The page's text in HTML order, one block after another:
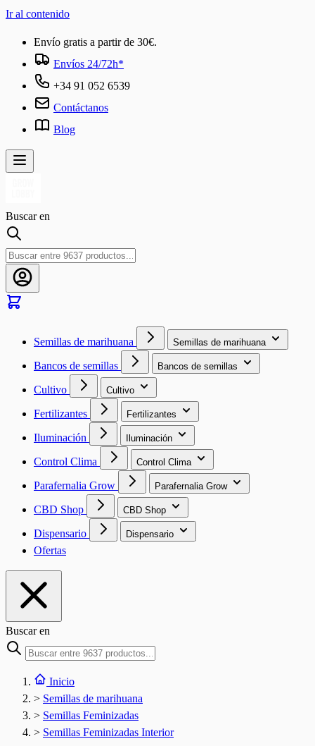
Ir al contenido
Envío gratis a partir de 30€.
Envíos 24/72h*
+34 91 052 6539
Contáctanos
Blog
Buscar en
Semillas de marihuana Semillas de marihuana
Bancos de semillas Bancos de semillas
Cultivo Cultivo
Fertilizantes Fertilizantes
Iluminación Iluminación
Control Clima Control Clima
Parafernalia Grow Parafernalia Grow
CBD Shop CBD Shop
Dispensario Dispensario
Ofertas
Buscar en
Inicio
> Semillas de marihuana
> Semillas Feminizadas
> Semillas Feminizadas Interior